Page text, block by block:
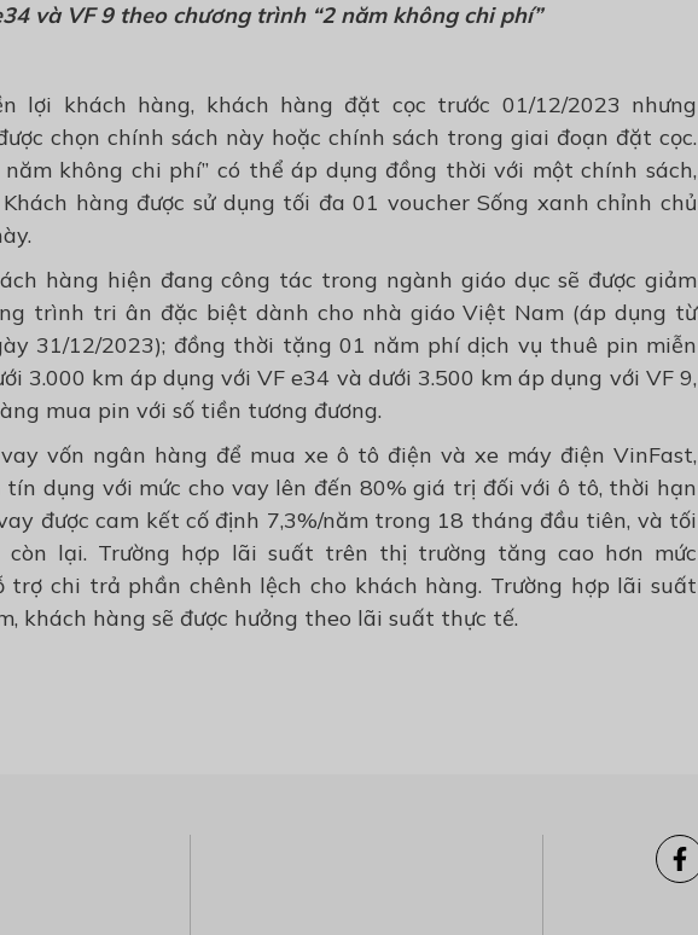
và VF 9 theo chương trình“2 năm khôngchiphí”
lợi khách hàng, khách hàng đặt cọc trước 01/12/2023 nhưng
chọn chính sách này hoặc chính sách trong giai đoạn đặt cọc.
năm không chi phí” có thể áp dụng đồng thời với một chính sách,
Khách hàng được sử dụng tối đa 01 voucher Sống xanh chỉnh chủ
hàng hiện đang công tác trong ngành giáo dục sẽ được giảm
trình tri ân đặc biệt dành cho nhà giáo Việt Nam (áp dụng từ
31/12/2023); đồng thời tặng 01 năm phí dịch vụ thuê pin miễn
3.000 km áp dụng với VF e34 và dưới 3.500 km áp dụng với VF 9,
mua pin với số tiền tương đương.
vốn ngân hàng để mua xe ô tô điện và xe máy điện VinFast,
dụng với mức cho vay lên đến 80% giá trị đối với ô tô, thời hạn
được cam kết cố định 7,3%/năm trong 18 tháng đầu tiên, và tối
lại. Trường hợp lãi suất trên thị trường tăng cao hơn mức
trợ chi trả phần chênh lệch cho khách hàng. Trường hợp lãi suất
khách hàng sẽ được hưởng theo lãi suất thực tế.